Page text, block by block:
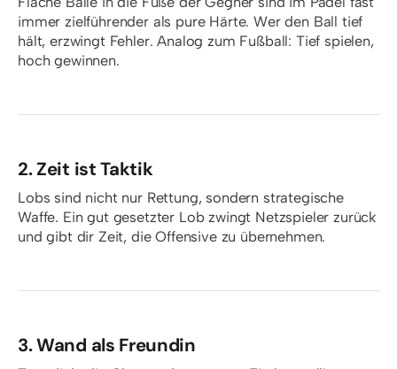
immer zielführender als pure Härte. Wer den Ball tief
hält, erzwingt Fehler. Analog zum Fußball: Tief spielen,
hoch gewinnen.
2. Zeit ist Taktik
Lobs sind nicht nur Rettung, sondern strategische
Waffe. Ein gut gesetzter Lob zwingt Netzspieler zurück
und gibt dir Zeit, die Offensive zu übernehmen.
3. Wand als Freundin